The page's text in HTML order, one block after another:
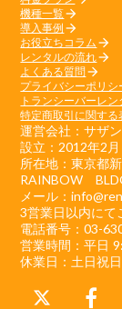
機種一覧arrow_forward
導入事例 arrow_forward
お役立ちコラム arrow_forward
レンタルの流れarrow_forward
よくある質問 arrow_forward
プライバシーポリ
トランシーバーレ
特定商取引に関す
運営会社：サザ
設立：2012年2月
所在地：東京都
RAINBOW
メール：
3営業日以内にて
電話番号：03-
営業時間：平日
休業日：土日祝日